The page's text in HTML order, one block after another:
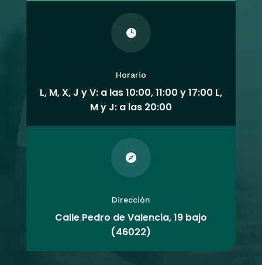

Horario
L, M, X, J y V: a las 10:00, 11:00 y 17:00 L,
M y J: a las 20:00

Dirección
Calle Pedro de Valencia, 19 bajo
(46022)